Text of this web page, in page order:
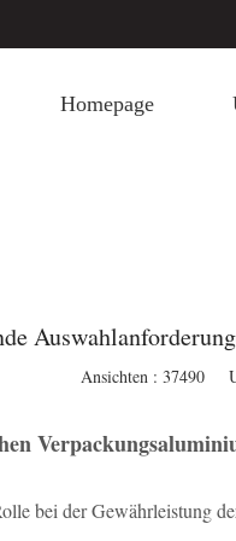
Homepage
Ansichten : 37490
bei der Gewährleistung